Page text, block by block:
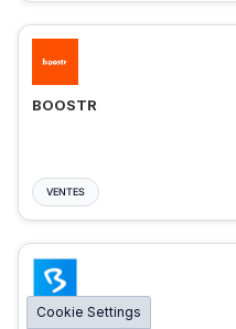
BOOSTR
VENTES
BIGMARKER
Cookie Settings